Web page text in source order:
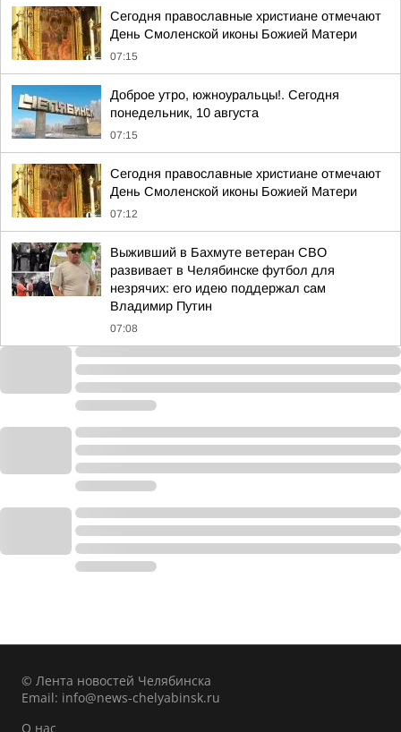
Сегодня православные христиане отмечают
День Смоленской иконы Божией Матери
07:15
Доброе утро, южноуральцы!. Сегодня
понедельник, 10 августа
07:15
Сегодня православные христиане отмечают
День Смоленской иконы Божией Матери
07:12
Выживший в Бахмуте ветеран СВО
развивает в Челябинске футбол для
незрячих: его идею поддержал сам
Владимир Путин
07:08
© Лента новостей Челябинска
Email: info@news-chelyabinsk.ru
О нас